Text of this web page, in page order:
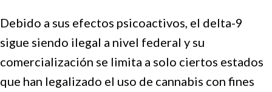
Debido a sus efectos psicoactivos, el delta-9
sigue siendo ilegal a nivel federal y su
comercialización se limita a solo ciertos estados
que han legalizado el uso de cannabis con fines